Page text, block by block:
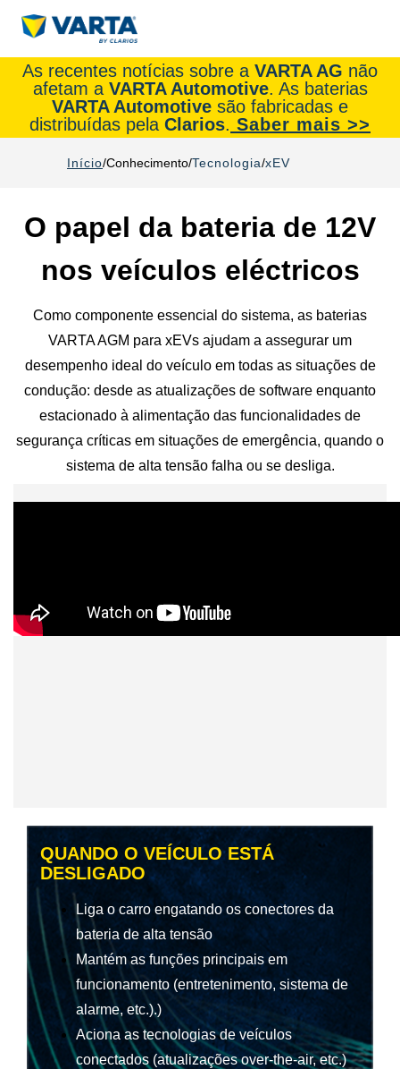
As recentes notícias sobre a VARTA AG não
afetam a VARTA Automotive. As baterias
VARTA Automotive são fabricadas e
distribuídas pela Clarios. Saber mais >>
Início Conhecimento Tecnologia xEV
O papel da bateria de 12V
nos veículos eléctricos
Como componente essencial do sistema, as baterias
VARTA AGM para xEVs ajudam a assegurar um
desempenho ideal do veículo em todas as situações de
condução: desde as atualizações de software enquanto
estacionado à alimentação das funcionalidades de
segurança críticas em situações de emergência, quando o
sistema de alta tensão falha ou se desliga.
QUANDO O VEÍCULO ESTÁ
DESLIGADO
Liga o carro engatando os conectores da
bateria de alta tensão
Mantém as funções principais em
funcionamento (entretenimento, sistema de
alarme, etc.).)
Aciona as tecnologias de veículos
conectados (atualizações over-the-air, etc.)